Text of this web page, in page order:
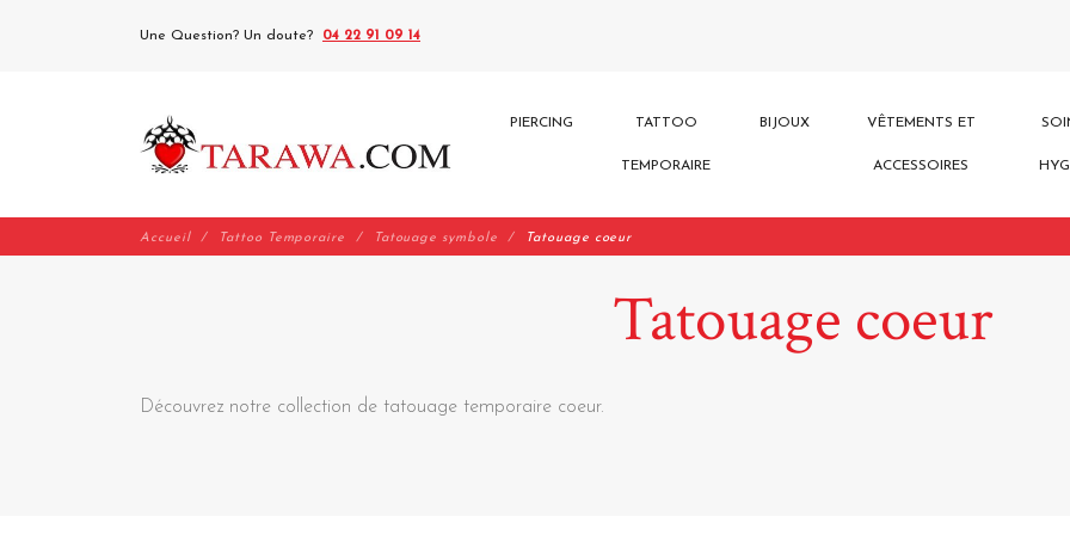
Une Question? Un doute? 04 22 91 09 14
PIERCING TATTOO
TEMPORAIRE
BIJOUX VÊTEMENTS ET
ACCESSOIRES
Accueil Tattoo Temporaire Tatouage symbole Tatouage coeur
Tatouage coeur
Découvrez notre collection de tatouage temporaire coeur.